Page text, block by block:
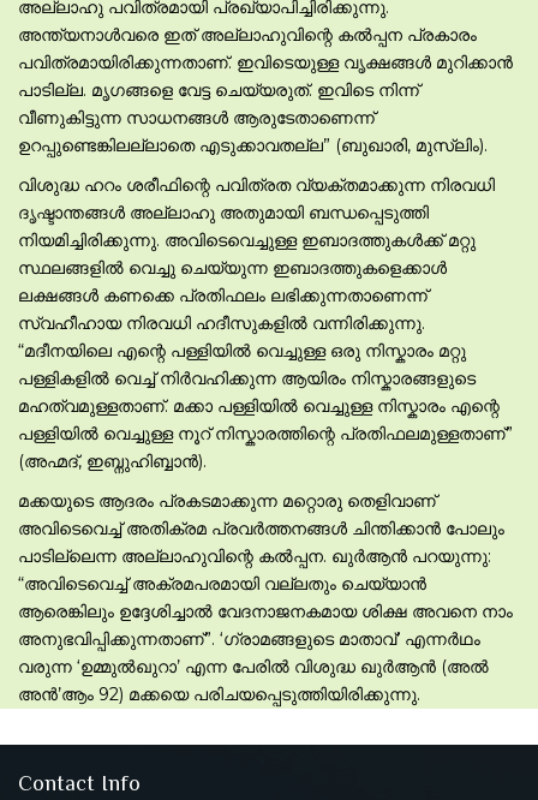
അല്ലാഹു പവിത്രമായി പ്രഖ്യാപിച്ചിരിക്കുന്നു.
അന്ത്യനാള്‍വരെ ഇത് അല്ലാഹുവിന്റെ കല്‍പ്പന പ്രകാരം
പവിത്രമായിരിക്കുന്നതാണ്. ഇവിടെയുള്ള വൃക്ഷങ്ങള്‍ മുറിക്കാന്‍
പാടില്ല. മൃഗങ്ങളെ വേട്ട ചെയ്യരുത്. ഇവിടെ നിന്ന്
വീണുകിട്ടുന്ന സാധനങ്ങള്‍ ആരുടേതാണെന്ന്
ഉറപ്പുണ്ടെങ്കിലല്ലാതെ എടുക്കാവതല്ല” (ബുഖാരി, മുസ്ലിം).
വിശുദ്ധ ഹറം ശരീഫിന്റെ പവിത്രത വ്യക്തമാക്കുന്ന നിരവധി
ദൃഷ്ടാന്തങ്ങള്‍ അല്ലാഹു അതുമായി ബന്ധപ്പെടുത്തി
നിയമിച്ചിരിക്കുന്നു. അവിടെവെച്ചുള്ള ഇബാദത്തുകള്‍ക്ക് മറ്റു
സ്ഥലങ്ങളില്‍ വെച്ചു ചെയ്യുന്ന ഇബാദത്തുകളെക്കാള്‍
ലക്ഷങ്ങള്‍ കണക്കെ പ്രതിഫലം ലഭിക്കുന്നതാണെന്ന്
സ്വഹീഹായ നിരവധി ഹദീസുകളില്‍ വന്നിരിക്കുന്നു.
“മദീനയിലെ എന്റെ പള്ളിയില്‍ വെച്ചുള്ള ഒരു നിസ്കാരം മറ്റു
പള്ളികളില്‍ വെച്ച് നിര്‍വഹിക്കുന്ന ആയിരം നിസ്കാരങ്ങളുടെ
മഹത്വമുള്ളതാണ്. മക്കാ പള്ളിയില്‍ വെച്ചുള്ള നിസ്കാരം എന്റെ
പള്ളിയില്‍ വെച്ചുള്ള നൂറ് നിസ്കാരത്തിന്റെ പ്രതിഫലമുള്ളതാണ്”
(അഹ്മദ്, ഇബ്നുഹിബ്ബാന്‍).
മക്കയുടെ ആദരം പ്രകടമാക്കുന്ന മറ്റൊരു തെളിവാണ്
അവിടെവെച്ച് അതിക്രമ പ്രവര്‍ത്തനങ്ങള്‍ ചിന്തിക്കാന്‍ പോലും
പാടില്ലെന്ന അല്ലാഹുവിന്റെ കല്‍പ്പന. ഖുര്‍ആന്‍ പറയുന്നു:
“അവിടെവെച്ച് അക്രമപരമായി വല്ലതും ചെയ്യാന്‍
ആരെങ്കിലും ഉദ്ദേശിച്ചാല്‍ വേദനാജനകമായ ശിക്ഷ അവനെ നാം
അനുഭവിപ്പിക്കുന്നതാണ്”. ‘ഗ്രാമങ്ങളുടെ മാതാവ്’ എന്നര്‍ഥം
വരുന്ന ‘ഉമ്മുല്‍ഖുറാ’ എന്ന പേരില്‍ വിശുദ്ധ ഖുര്‍ആന്‍ (അല്‍
അന്‍’ആം 92) മക്കയെ പരിചയപ്പെടുത്തിയിരിക്കുന്നു.
Contact Info